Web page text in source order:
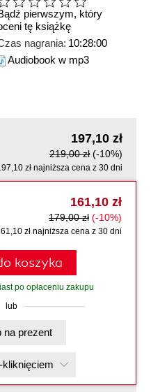
pierwszym, który
tę książkę
nagrania: 10:28:00
Audiobook w mp3
197,10 zł
219,00 zł (-10%)
zł najniższa cena z 30 dni
161,10 zł
179,00 zł (-10%)
zł najniższa cena z 30 dni
koszyka
po opłaceniu zakupu
lub
Kup na prezent
kliknięciem